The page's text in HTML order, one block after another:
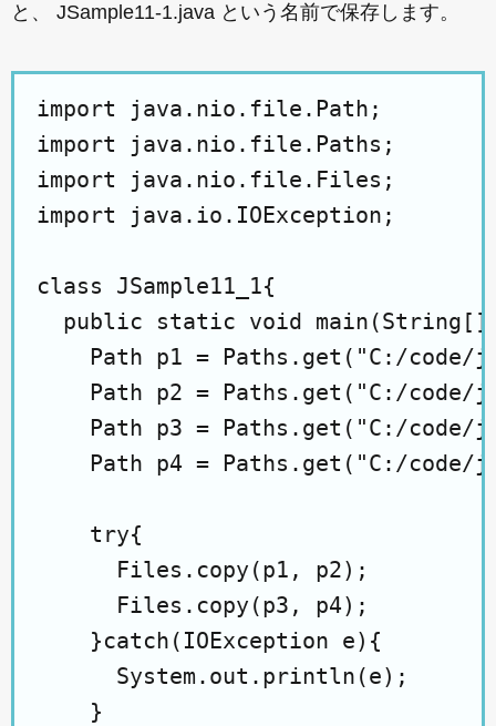
と、 JSample11-1.java という名前で保存します。
import java.nio.file.Path;
import java.nio.file.Paths;
import java.nio.file.Files;
import java.io.IOException;
class JSample11_1{
public static void main(String[]
Path p1 = Paths.get("C:/code/
Path p2 = Paths.get("C:/code/
Path p3 = Paths.get("C:/code/
Path p4 = Paths.get("C:/code/
    try{
      Files.copy(p1, p2);
      Files.copy(p3, p4);
    }catch(IOException e){
      System.out.println(e);
    }